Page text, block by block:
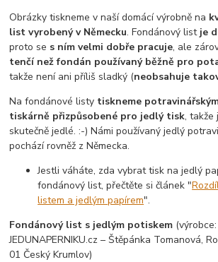
Obrázky tiskneme v naší domácí výrobně na
list vyrobený v Německu. Fondánový list je
proto se s ním velmi dobře pracuje, ale
tenčí než fondán používaný běžně pro
takže není ani příliš sladký (neobsahuje
Na fondánové listy tiskneme
tiskárně přizpůsobené pro jedlý tisk, takže
skutečně jedlé. :-) Námi používaný jedlý
pochází rovněž z Německa.
Jestli váháte, zda vybrat tisk na jedlý
fondánový list, přečtěte si článek "
listem a jedlým papírem".
Fondánový list s jedlým potiskem (výrobce:
JEDUNAPERNIKU.cz – Štěpánka Tomanová,
01 Český Krumlov)